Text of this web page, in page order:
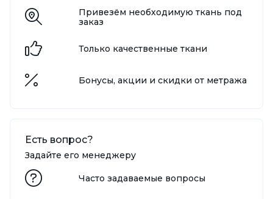
Привезём необходимую ткань под
заказ
Только качественные ткани
Бонусы, акции и скидки от метража
Есть вопрос?
Задайте его менеджеру
Часто задаваемые вопросы